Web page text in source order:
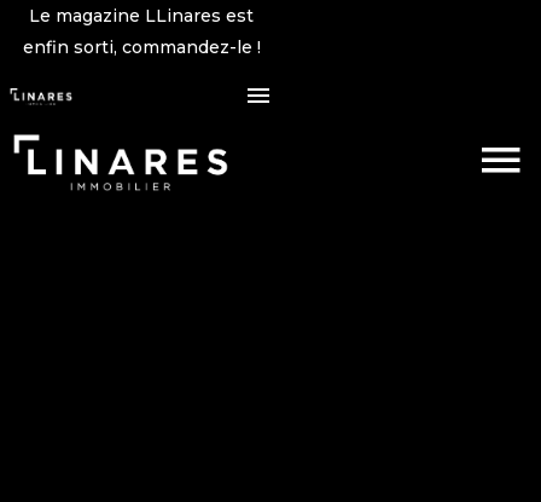
Le magazine LLinares est
enfin sorti, commandez-le !